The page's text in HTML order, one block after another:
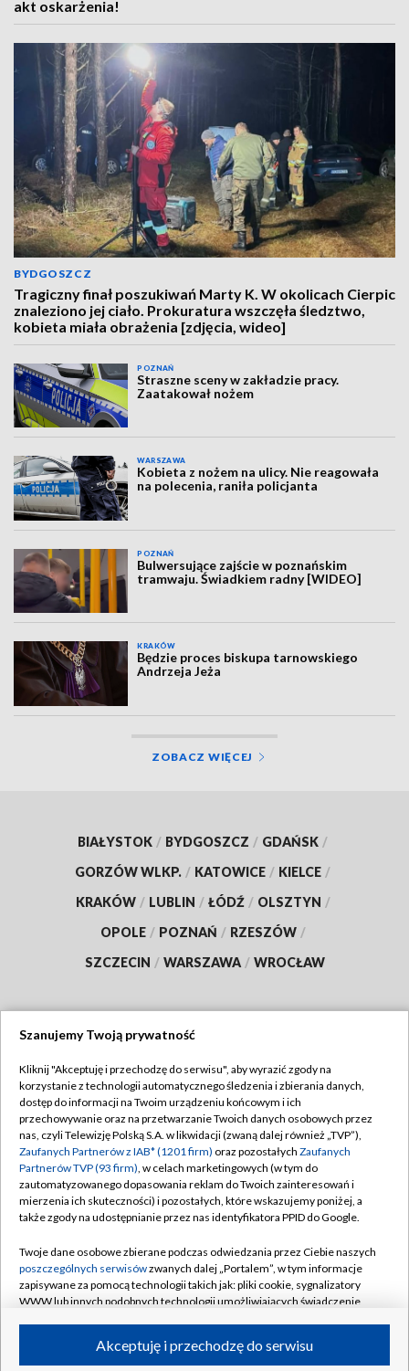
akt oskarżenia!
BYDGOSZCZ
Tragiczny finał poszukiwań Marty K. W okolicach Cierpic
znaleziono jej ciało. Prokuratura wszczęła śledztwo,
kobieta miała obrażenia [zdjęcia, wideo]
POZNAŃ
Straszne sceny w zakładzie pracy.
Zaatakował nożem
WARSZAWA
Kobieta z nożem na ulicy. Nie reagowała
na polecenia, raniła policjanta
POZNAŃ
Bulwersujące zajście w poznańskim
tramwaju. Świadkiem radny [WIDEO]
KRAKÓW
Będzie proces biskupa tarnowskiego
Andrzeja Jeża
ZOBACZ WIĘCEJ
BIAŁYSTOK / BYDGOSZCZ / GDAŃSK /
GORZÓW WLKP. / KATOWICE / KIELCE /
KRAKÓW / LUBLIN / ŁÓDŹ / OLSZTYN /
OPOLE / POZNAŃ / RZESZÓW /
SZCZECIN / WARSZAWA / WROCŁAW
TVP
Abonament TVP
Emisja w TVP
Centrum informacji TVP
Naziemna Telewizja Cyfrowa
Rada Programowa
System NOS
Informacje o nadawcy
Program dla prasy
Regulamin TVP
Polityka prywatności
Moje zgody
Pomoc
Kontakt
Kanały
Szanujemy Twoją prywatność
Kliknij "Akceptuję i przechodzę do serwisu", aby wyrazić zgody na
korzystanie z technologii automatycznego śledzenia i zbierania danych,
dostęp do informacji na Twoim urządzeniu końcowym i ich
przechowywanie oraz na przetwarzanie Twoich danych osobowych przez
nas, czyli Telewizję Polską S.A. w likwidacji (zwaną dalej również „TVP”),
Zaufanych Partnerów z IAB* (1201 firm) oraz pozostałych Zaufanych
Partnerów TVP (93 firm), w celach marketingowych (w tym do
zautomatyzowanego dopasowania reklam do Twoich zainteresowań i
mierzenia ich skuteczności) i pozostałych, które wskazujemy poniżej, a
także zgody na udostępnianie przez nas identyfikatora PPID do Google.
Twoje dane osobowe zbierane podczas odwiedzania przez Ciebie naszych
poszczególnych serwisówzwanych dalej „Portalem”, w tym informacje
zapisywane za pomocą technologii takich jak: pliki cookie, sygnalizatory
WWW lub innych podobnych technologii umożliwiających świadczenie
ruchu w Internecie.Akceptuję i przechodzę do serwisu